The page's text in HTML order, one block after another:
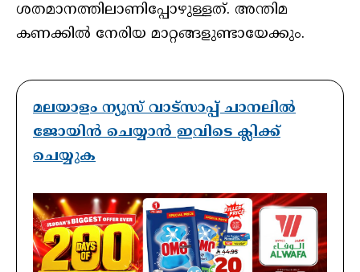
ശതമാനത്തിലാണിപ്പോഴുള്ളത്. അന്തിമ
കണക്കിൽ നേരിയ മാറ്റങ്ങളുണ്ടായേക്കും.
മലയാളം ന്യൂസ് വാട്സാപ്പ് ചാനലിൽ
ജോയിൻ ചെയ്യാൻ ഇവിടെ ക്ലിക്ക്
ചെയ്യുക